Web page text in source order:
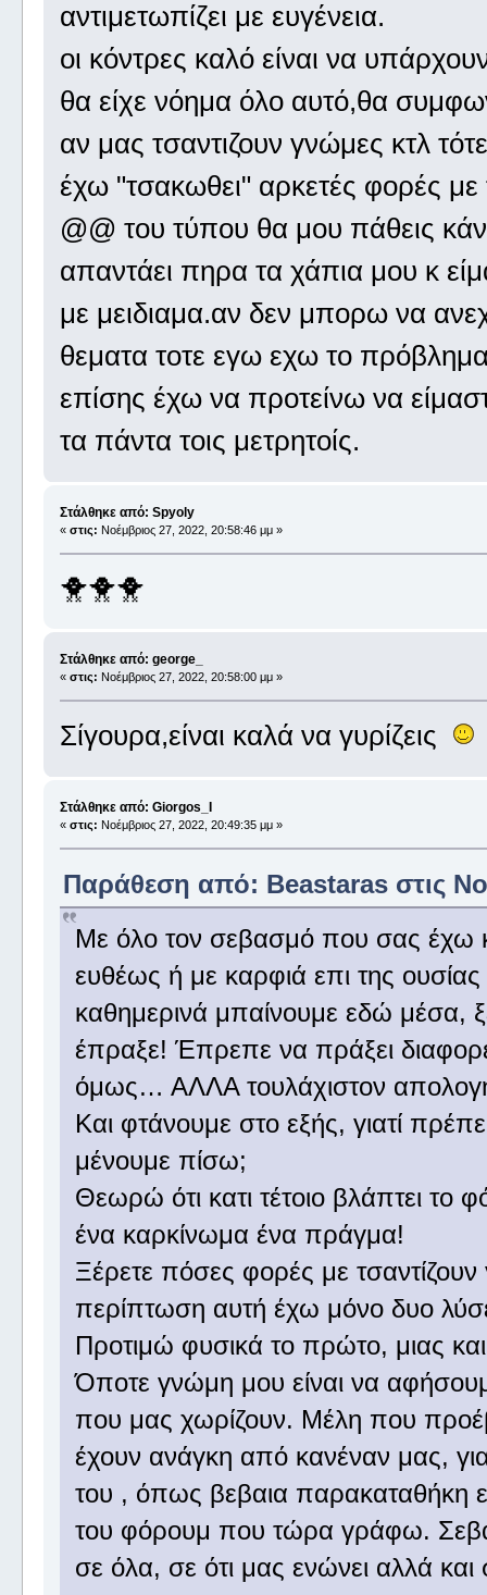
αντιμετωπίζει με ευγένεια.
οι κόντρες καλό είναι να
θα είχε νόημα όλο αυτό,θα
αν μας τσαντιζουν γνώμες κτλ
έχω "τσακωθει" αρκετές φορές
@@ του τύπου θα μου πάθεις
απαντάει πηρα τα χάπια μου κ
με μειδιαμα.αν δεν μπορω να
θεματα τοτε εγω εχω το
επίσης έχω να προτείνω να
τα πάντα τοις μετρητοίς.
Στάλθηκε από: Spyoly
« στις: Νοέμβριος 27, 2022, 20:58:46 μμ »
🐥🐥🐥
Στάλθηκε από: george_
« στις: Νοέμβριος 27, 2022, 20:58:00 μμ »
Σίγουρα,είναι καλά να γυρίζεις
Στάλθηκε από: Giorgos_I
« στις: Νοέμβριος 27, 2022, 20:49:35 μμ »
Παράθεση από: Beastaras στις
Με όλο τον σεβασμό που σας έχω
ευθέως ή με καρφιά επι της
καθημερινά μπαίνουμε εδώ μέσα,
έπραξε! Έπρεπε να πράξει
όμως… ΑΛΛΑ τουλάχιστον
Και φτάνουμε στο εξής, γιατί
μένουμε πίσω;
Θεωρώ ότι κατι τέτοιο βλάπτει
ένα καρκίνωμα ένα πράγμα!
Ξέρετε πόσες φορές με
περίπτωση αυτή έχω μόνο δυο
Προτιμώ φυσικά το πρώτο, μιας
Όποτε γνώμη μου είναι να
που μας χωρίζουν. Μέλη που
έχουν ανάγκη από κανέναν μας,
του , όπως βεβαια παρακαταθήκη
του φόρουμ που τώρα γράφω.
σε όλα, σε ότι μας ενώνει αλλά και